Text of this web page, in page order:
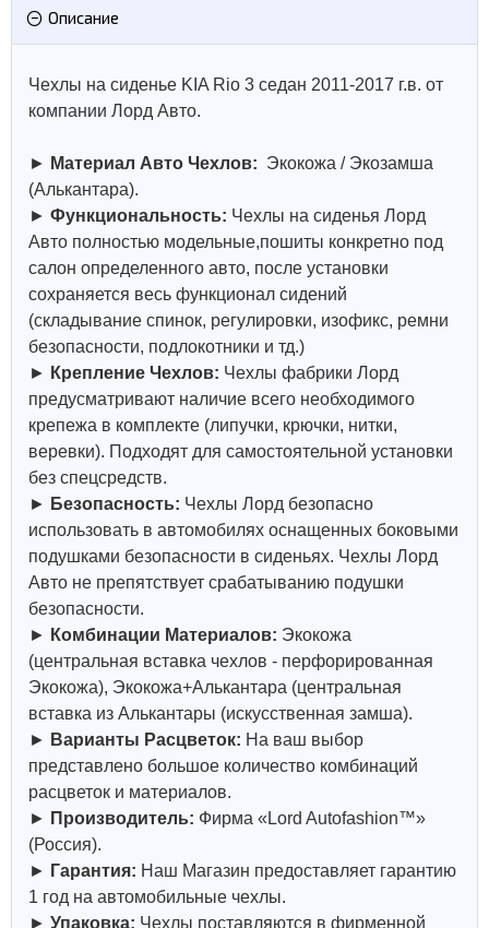
Описание
Чехлы на сиденье KIA Rio 3 седан 2011-2017 г.в. от
компании Лорд Авто.
► Материал Авто Чехлов: Экокожа / Экозамша
(Алькантара).
► Функциональность: Чехлы на сиденья Лорд
Авто полностью модельные,пошиты конкретно под
салон определенного авто, после установки
сохраняется весь функционал сидений
(складывание спинок, регулировки, изофикс, ремни
безопасности, подлокотники и тд.)
► Крепление Чехлов: Чехлы фабрики Лорд
предусматривают наличие всего необходимого
крепежа в комплекте (липучки, крючки, нитки,
веревки). Подходят для самостоятельной установки
без спецсредств.
► Безопасность: Чехлы Лорд безопасно
использовать в автомобилях оснащенных боковыми
подушками безопасности в сиденьях. Чехлы Лорд
Авто не препятствует срабатыванию подушки
безопасности.
► Комбинации Материалов: Экокожа
(центральная вставка чехлов - перфорированная
Экокожа), Экокожа+Алькантара (центральная
вставка из Алькантары (искусственная замша).
► Варианты Расцветок: На ваш выбор
представлено большое количество комбинаций
расцветок и материалов.
► Производитель: Фирма «Lord Autofashion™»
(Россия).
► Гарантия: Наш Магазин предоставляет гарантию
1 год на автомобильные чехлы.
► Упаковка: Чехлы поставляются в фирменной